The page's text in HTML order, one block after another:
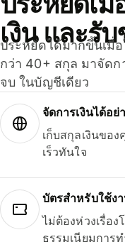
เงิน และรั
ประหยัดได้มากขึ้นเมื่อ
กว่า 40+ สกุล มาจัดก
จบ ในบัญชีเดียว
จัดการเงินได้อ
เก็บสกุลเงินขอ
เร็วทันใจ
บัตรสำหรับใช้ง
ไม่ต้องห่วงเรื่อ
ธรรมเนียมการ